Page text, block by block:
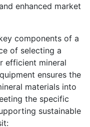
enhanced market
components of a
of selecting a
efficient mineral
ensures the
materials into
the specific
sustainable